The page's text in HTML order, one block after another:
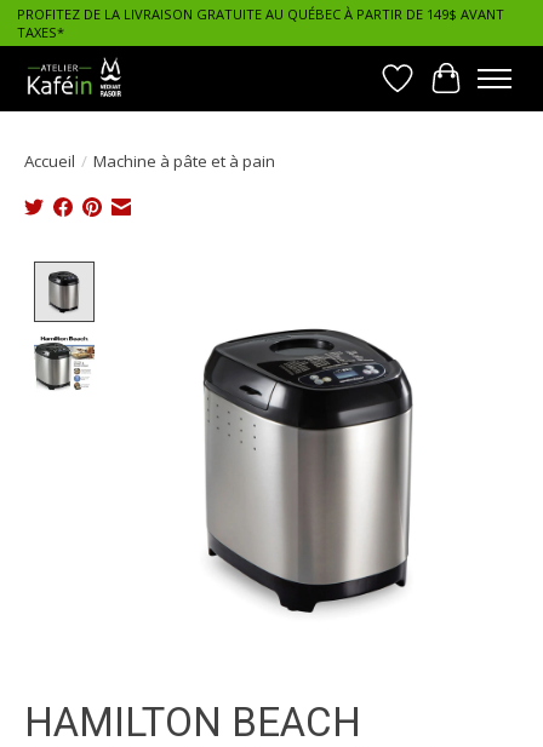
PROFITEZ DE LA LIVRAISON GRATUITE AU QUÉBEC À PARTIR DE 149$ AVANT
TAXES*
Liste dePanier
Accueil / Machine à pâte et à pain
HAMILTON BEACH